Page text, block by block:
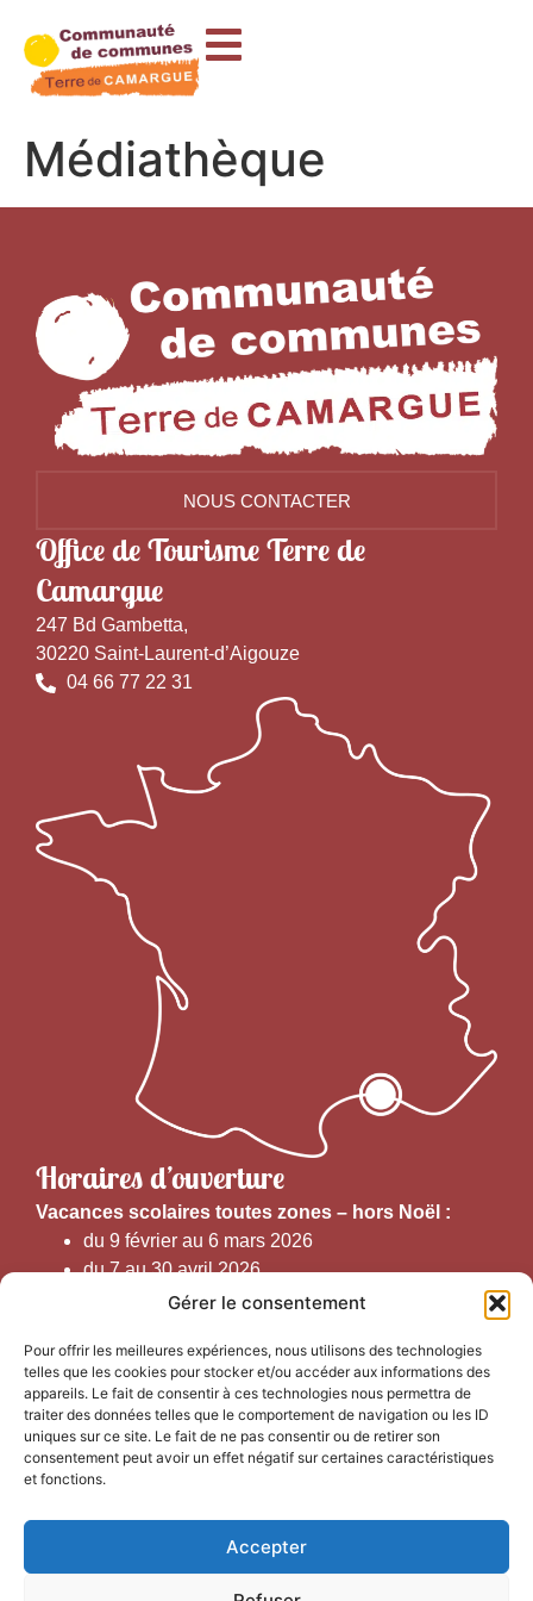
Gérer le consentement
Pour offrir les meilleures expériences, nous utilisons des technologies
telles que les cookies pour stocker et/ou accéder aux informations des
appareils. Le fait de consentir à ces technologies nous permettra de
traiter des données telles que le comportement de navigation ou les ID
uniques sur ce site. Le fait de ne pas consentir ou de retirer son
consentement peut avoir un effet négatif sur certaines caractéristiques
et fonctions.
Accepter
principal
Médiathèque
NOUS CONTACTER
Office de Tourisme Terre de
Camargue
247 Bd Gambetta,
30220 Saint-Laurent-d’Aigouze
04 66 77 22 31
Horaires d’ouverture
Vacances scolaires toutes zones – hors Noël :
du 9 février au 6 mars 2026
du 7 au 30 avril 2026
du 1er juin au 30 septembre 2026
Horaires d’ouverture au public :
Du 1er septembre au 30 juin 2026 (hors juillet et août)
du lundi au vendredi de 9h50 à 12h30 et de
Du 1er juillet au 31 août 2026